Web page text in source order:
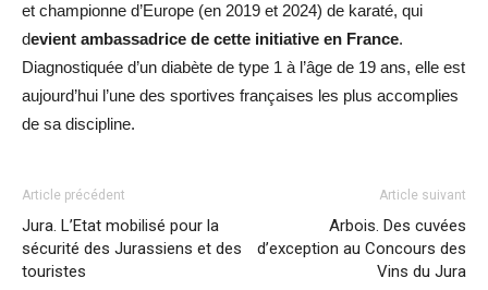
et championne d’Europe (en 2019 et 2024) de karaté, qui
devient ambassadrice de cette initiative en France.
Diagnostiquée d’un diabète de type 1 à l’âge de 19 ans, elle est
aujourd’hui l’une des sportives françaises les plus accomplies
de sa discipline.
Article précédent
Jura. L’Etat mobilisé pour la
sécurité des Jurassiens et des
touristes
Article suivant
Arbois. Des cuvées
d’exception au Concours des
Vins du Jura